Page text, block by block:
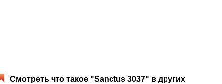
Смотреть что такое "Sanctus 3037" в других